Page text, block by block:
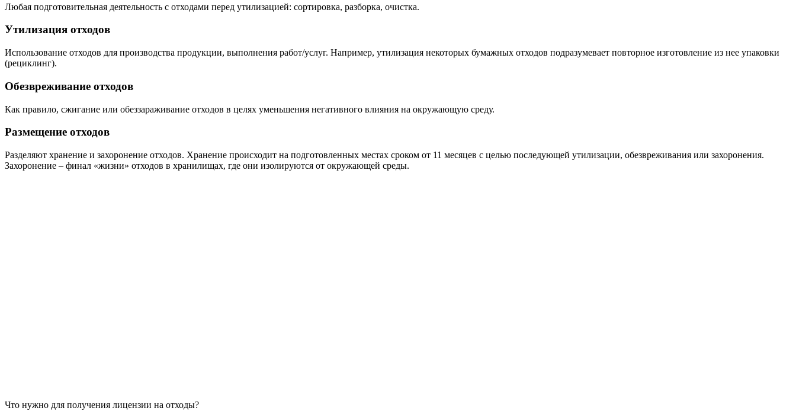
Любая подготовительная деятельность с отходами перед утилизацией: сортировка, разборка, очистка.
Утилизация отходов
Использование отходов для производства продукции, выполнения работ/услуг. Например, утилизация некоторых бумажных отходов подразумевает повторное изготовление из нее упаковки
(рециклинг).
Обезвреживание отходов
Как правило, сжигание или обеззараживание отходов в целях уменьшения негативного влияния на окружающую среду.
Размещение отходов
Разделяют хранение и захоронение отходов. Хранение происходит на подготовленных местах сроком от 11 месяцев с целью последующей утилизации, обезвреживания или захоронения.
Захоронение – финал «жизни» отходов в хранилищах, где они изолируются от окружающей среды.
Что нужно для получения лицензии на отходы?